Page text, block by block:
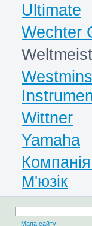
Ultimate
Wechter
Wittner
Yamaha
М'юзік
Мапа сайту